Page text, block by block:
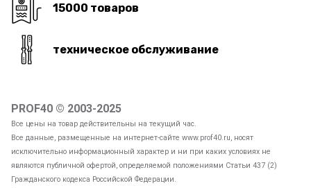
15000 товаров
техническое обслуживание
PROF40 © 2003-2025
Все цены на товар действительны на текущий час.
Все данные, размещенные на интернет-сайте www.prof40.ru, носят
исключительно информационный характер и ни при каких условиях не
являются публичной офертой, определяемой положениями Статьи 437 (2)
Гражданского кодекса Российской Федерации.